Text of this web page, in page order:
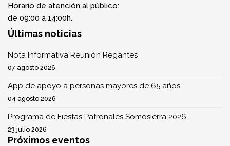
Horario de atención al público:
de 09:00 a 14:00h.
Últimas noticias
Nota Informativa Reunión Regantes
07 agosto 2026
App de apoyo a personas mayores de 65 años
04 agosto 2026
Programa de Fiestas Patronales Somosierra 2026
23 julio 2026
Próximos eventos